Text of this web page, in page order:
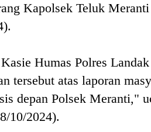
Kapolsek Teluk
Humas Polres
tersebut atas laporan
depan Polsek Meranti,"
10/2024).